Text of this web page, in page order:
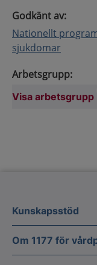
Godkänt av:
Nationellt
sjukdomar
Arbetsgrupp:
Visa arbetsgrupp
Kunskapsstöd
Om 1177 för